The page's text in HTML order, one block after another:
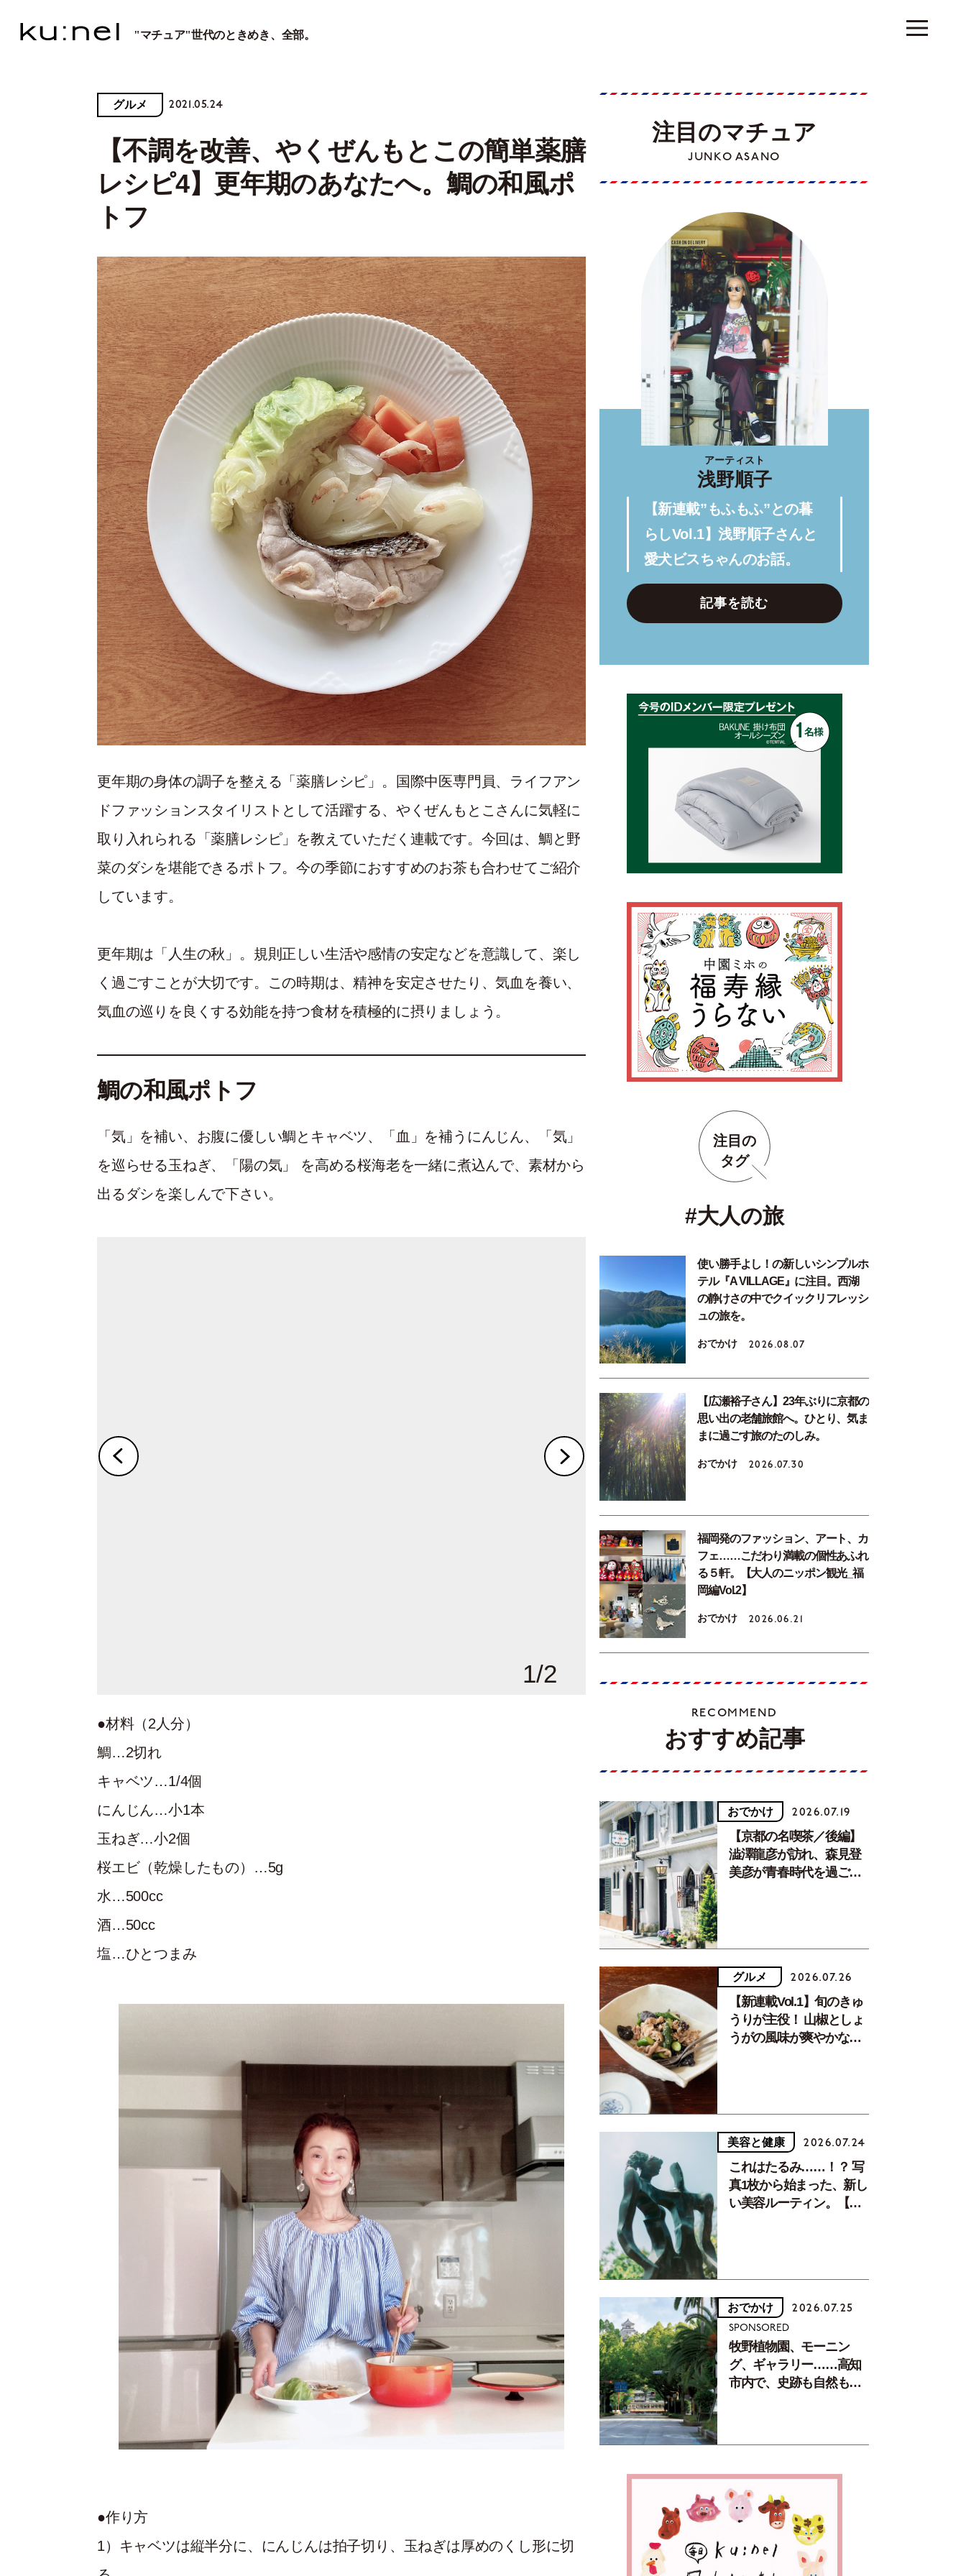
"マチュア"世代のときめき、全部。
グルメ 2021.05.24
【不調を改善、やくぜんもとこの簡単薬膳
レシピ4】更年期のあなたへ。鯛の和風ポ
トフ
更年期の身体の調子を整える「薬膳レシピ」。国際中医専門員、ライフアン
ドファッションスタイリストとして活躍する、やくぜんもとこさんに気軽に
取り入れられる「薬膳レシピ」を教えていただく連載です。今回は、鯛と野
菜のダシを堪能できるポトフ。今の季節におすすめのお茶も合わせてご紹介
しています。
更年期は「人生の秋」。規則正しい生活や感情の安定などを意識して、楽し
く過ごすことが大切です。この時期は、精神を安定させたり、気血を養い、
気血の巡りを良くする効能を持つ食材を積極的に摂りましょう。
鯛の和風ポトフ
「気」を補い、お腹に優しい鯛とキャベツ、「血」を補うにんじん、「気」
を巡らせる玉ねぎ、「陽の気」 を高める桜海老を一緒に煮込んで、素材から
出るダシを楽しんで下さい。
1/2
●材料（2人分）
鯛…2切れ
キャベツ…1/4個
にんじん…小1本
玉ねぎ…小2個
桜エビ（乾燥したもの）…5g
水…500cc
酒…50cc
塩…ひとつまみ
●作り方
1）キャベツは縦半分に、にんじんは拍子切り、玉ねぎは厚めのくし形に切
注目のマチュア
JUNKO ASANO
アーティスト
浅野順子
【新連載”もふもふ”との暮
らしVol.1】浅野順子さんと
愛犬ビスちゃんのお話。
記事を読む
注目の
タグ
#大人の旅
使い勝手よし！の新しいシンプルホ
テル『A VILLAGE』に注目。西湖
の静けさの中でクイックリフレッシ
ュの旅を。
おでかけ 2026.08.07
【広瀬裕子さん】23年ぶりに京都の
思い出の老舗旅館へ。ひとり、気ま
まに過ごす旅のたのしみ。
おでかけ 2026.07.30
福岡発のファッション、アート、カ
フェ……こだわり満載の個性あふれ
る５軒。【大人のニッポン観光_福
岡編Vol.2】
おでかけ 2026.06.21
RECOMMEND
おすすめ記事
おでかけ 2026.07.19
【京都の名喫茶／後編】
澁澤龍彦が訪れ、森見登
美彦が青春時代を過ごし
グルメ 2026.07.26
【新連載Vol.1】旬のきゅ
うりが主役！ 山椒としょ
うがの風味が爽やかな、
美容と健康 2026.07.24
これはたるみ……！？ 写
真1枚から始まった、新し
い美容ルーティン。【中
おでかけ 2026.07.25
SPONSORED
牧野植物園、モーニン
グ、ギャラリー……高知
市内で、史跡も自然もグ